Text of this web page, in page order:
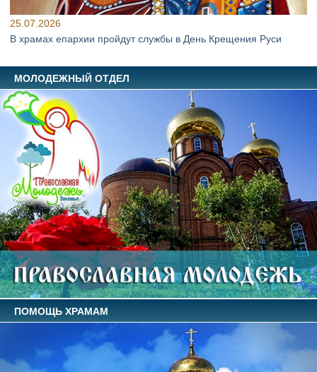
25.07.2026
В храмах епархии пройдут службы в День Крещения Руси
МОЛОДЕЖНЫЙ ОТДЕЛ
ПОМОЩЬ ХРАМАМ